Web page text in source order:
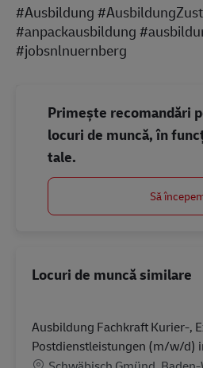
#Ausbildung
#anpackausbildung
#jobsnlnuernberg
Primește recomandări
locuri de muncă, în
tale.
Să
Locuri de muncă similare
Ausbildung Fachkraft Kurier-,
Postdienstleistungen (m/w/d)